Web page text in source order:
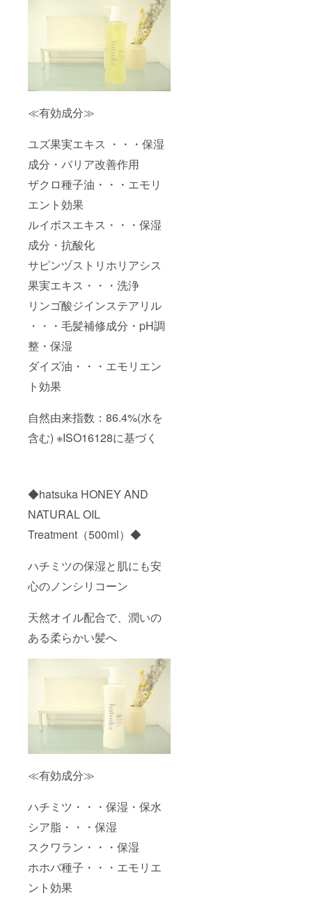
≪有効成分≫
ユズ果実エキス ・・・保湿
成分・バリア改善作用
ザクロ種子油・・・エモリ
エント効果
ルイボスエキス・・・保湿
成分・抗酸化
サピンヅストリホリアシス
果実エキス・・・洗浄
リンゴ酸ジインステアリル
・・・毛髪補修成分・pH調
整・保湿
ダイズ油・・・エモリエン
ト効果
自然由来指数：86.4%(水を
含む) ※ISO16128に基づく
◆hatsuka HONEY AND
NATURAL OIL
Treatment（500ml）◆
ハチミツの保湿と肌にも安
心のノンシリコーン
天然オイル配合で、潤いの
ある柔らかい髪へ
≪有効成分≫
ハチミツ・・・保湿・保水
シア脂・・・保湿
スクワラン・・・保湿
ホホバ種子・・・エモリエ
ント効果